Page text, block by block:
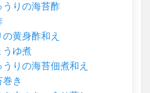
うりの海苔酢
黄身酢和え
うゆ煮
りの海苔佃煮和え
き